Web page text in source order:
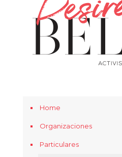
Home
Organizaciones
Particulares